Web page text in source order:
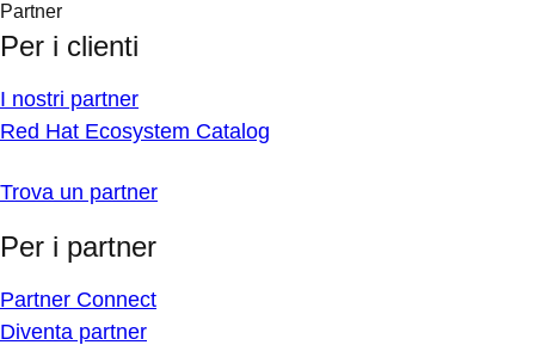
Partner
Per i clienti
I nostri partner
Red Hat Ecosystem Catalog
Trova un partner
Per i partner
Partner Connect
Diventa partner